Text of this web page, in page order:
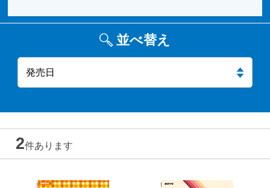
並べ替え
2件あります